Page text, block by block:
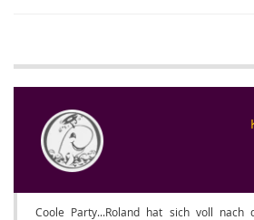
Coole Party...Roland hat sich voll nach